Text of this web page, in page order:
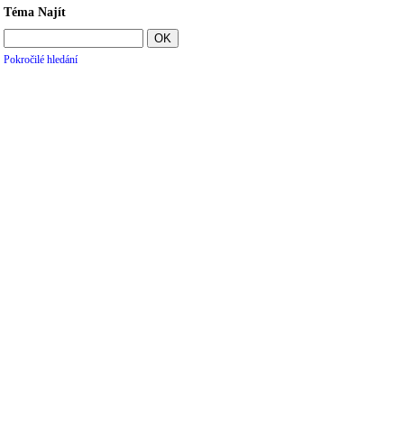
Téma Najít
Pokročilé hledání